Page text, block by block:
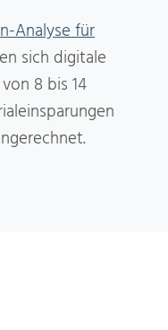
Analyse für
sich digitale
8 bis 14